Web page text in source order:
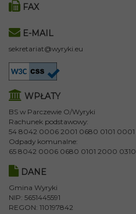
FAX
E-MAIL
sekretariat@wyryki.eu
WPŁATY
BS w Parczewie O/Wyryki
Rachunek podstawowy:
54 8042 0006 2001 0680 0101 0001
Odpady komunalne:
65 8042 0006 0680 0101 2000 0310
DANE
Gmina Wyryki
NIP: 5651445591
REGON: 110197842